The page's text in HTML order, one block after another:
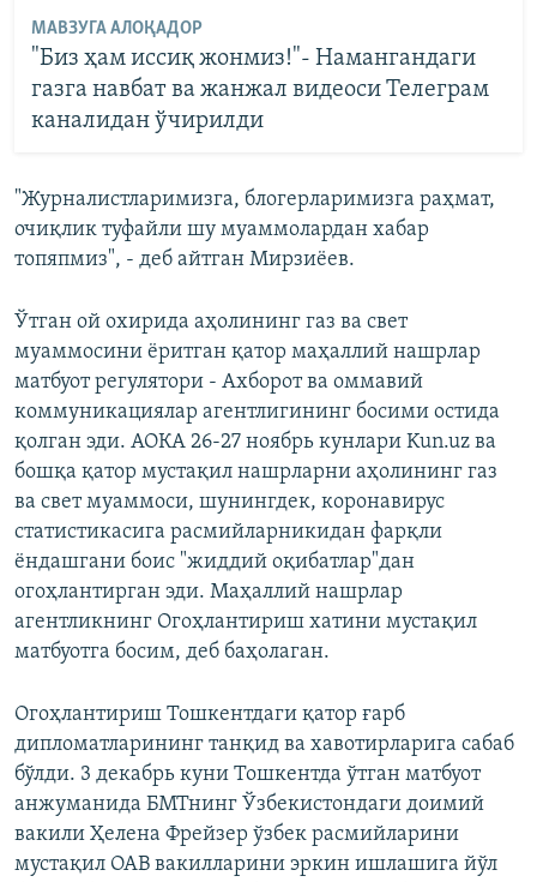
МАВЗУГА АЛОҚАДОР
"Биз ҳам иссиқ жонмиз!"- Намангандаги
газга навбат ва жанжал видеоси Телеграм
каналидан ўчирилди
"Журналистларимизга, блогерларимизга раҳмат,
очиқлик туфайли шу муаммолардан хабар
топяпмиз", - деб айтган Мирзиёев.
Ўтган ой охирида аҳолининг газ ва свет
муаммосини ёритган қатор маҳаллий нашрлар
матбуот регулятори - Ахборот ва оммавий
коммуникациялар агентлигининг босими остида
қолган эди. АОКА 26-27 ноябрь кунлари Kun.uz ва
бошқа қатор мустақил нашрларни аҳолининг газ
ва свет муаммоси, шунингдек, коронавирус
статистикасига расмийларникидан фарқли
ёндашгани боис "жиддий оқибатлар"дан
огоҳлантирган эди. Маҳаллий нашрлар
агентликнинг Огоҳлантириш хатини мустақил
матбуотга босим, деб баҳолаган.
Огоҳлантириш Тошкентдаги қатор ғарб
дипломатларининг танқид ва хавотирларига сабаб
бўлди. 3 декабрь куни Тошкентда ўтган матбуот
анжуманида БМТнинг Ўзбекистондаги доимий
вакили Ҳелена Фрейзер ўзбек расмийларини
мустақил ОАВ вакилларини эркин ишлашига йўл